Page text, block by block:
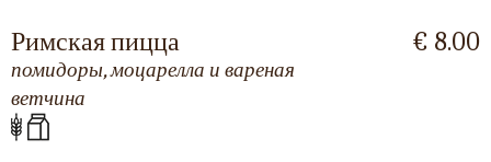
Римская пицца
помидоры, моцарелла и вареная
ветчина
€ 8.00